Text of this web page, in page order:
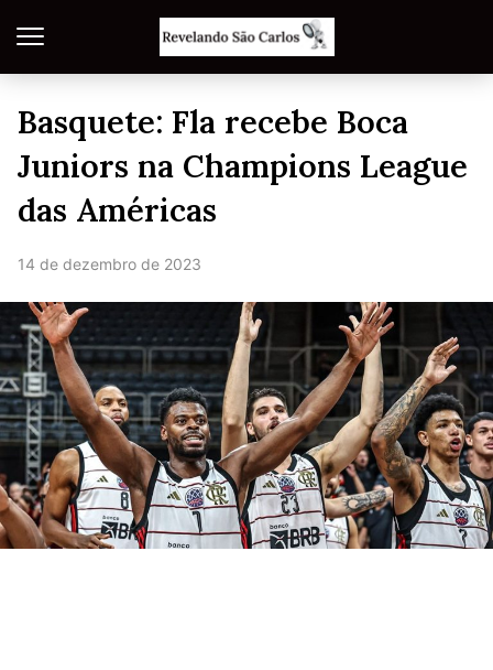
Basquete: Fla recebe Boca
Juniors na Champions League
das Américas
14 de dezembro de 2023